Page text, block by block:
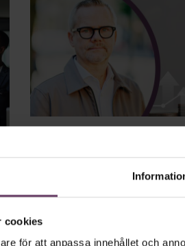
cookies
för att anpassa innehållet och
Ekonomi
Lönestatistik
så höjer du din
Hur kan det skilja så mycket
Ledarna, tipsar hur du kan få upp